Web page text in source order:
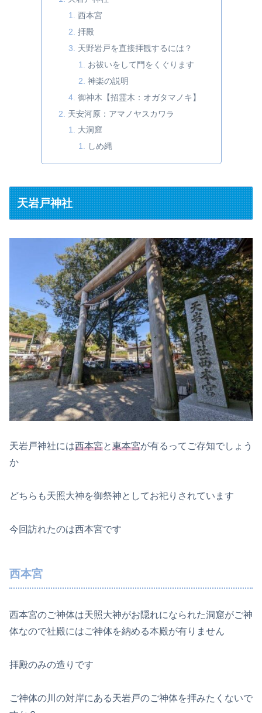
西本宮
拝殿
天野岩戸を直接拝観するには？
お祓いをして門をくぐります
神楽の説明
御神木【招霊木：オガタマノキ】
天安河原：アマノヤスカワラ
大洞窟
しめ縄
天岩戸神社
天岩戸神社には西本宮と東本宮が有るってご存知でしょう
か
どちらも天照大神を御祭神としてお祀りされています
今回訪れたのは西本宮です
西本宮
西本宮のご神体は天照大神がお隠れになられた洞窟がご神
体なので社殿にはご神体を納める本殿が有りません
拝殿のみの造りです
ご神体の川の対岸にある天岩戸のご神体を拝みたくないで